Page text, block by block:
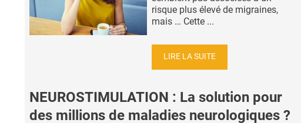
risque plus élevé de migraines,
mais … Cette ...
LIRE LA SUITE
NEUROSTIMULATION : La solution pour
des millions de maladies neurologiques ?